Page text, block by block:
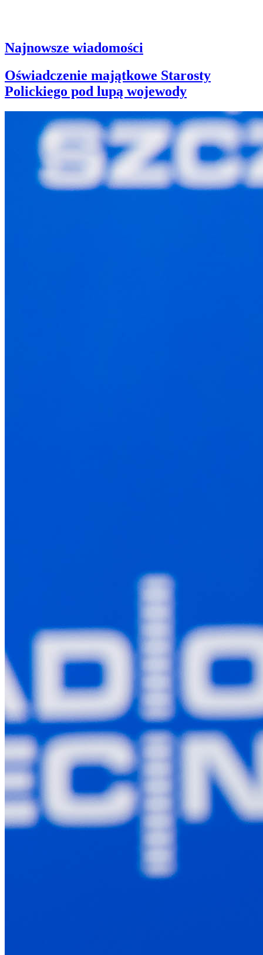
Najnowsze wiadomości
Oświadczenie majątkowe Starosty
Polickiego pod lupą wojewody